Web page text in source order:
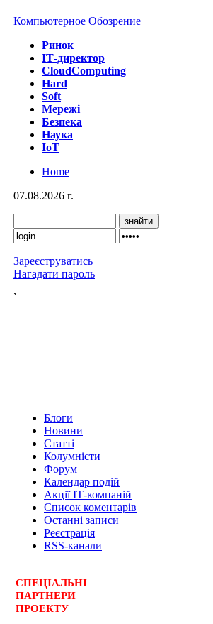
Компьютерное Обозрение
Ринок
IТ-директор
CloudComputing
Hard
Soft
Мережі
Безпека
Наука
IoT
Home
07.08.2026 г.
Зареєструватись
Нагадати пароль
`
Блоги
Новини
Статті
Колумністи
Форум
Календар подій
Акції ІТ-компаній
Список коментарів
Останні записи
Реєстрація
RSS-канали
СПЕЦІАЛЬНІ
ПАРТНЕРИ
ПРОЕКТУ